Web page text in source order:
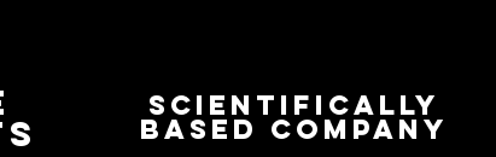
Scientifically
based company